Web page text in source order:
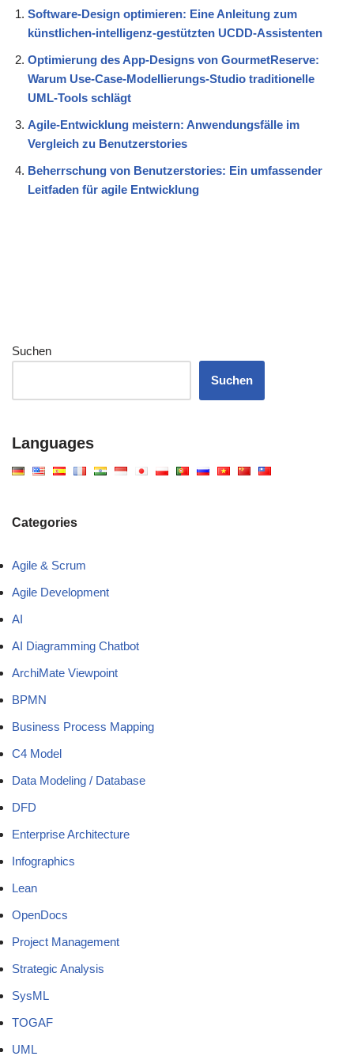
Software-Design optimieren: Eine Anleitung zum
künstlichen-intelligenz-gestützten UCDD-Assistenten
Optimierung des App-Designs von GourmetReserve:
Warum Use-Case-Modellierungs-Studio traditionelle
UML-Tools schlägt
Agile-Entwicklung meistern: Anwendungsfälle im
Vergleich zu Benutzerstories
Beherrschung von Benutzerstories: Ein umfassender
Leitfaden für agile Entwicklung
Suchen
Suchen
Languages
Categories
Agile & Scrum
Agile Development
AI
AI Diagramming Chatbot
ArchiMate Viewpoint
BPMN
Business Process Mapping
C4 Model
Data Modeling / Database
DFD
Enterprise Architecture
Infographics
Lean
OpenDocs
Project Management
Strategic Analysis
SysML
TOGAF
UML